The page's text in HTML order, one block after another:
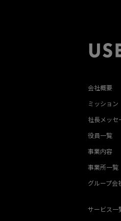
会社概要
ミッション
社長メッセ
役員一覧
事業内容
事業所一覧
グループ会
サービス一